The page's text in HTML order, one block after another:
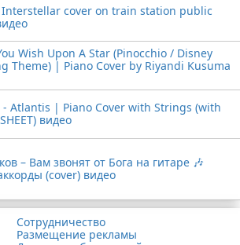
cover on train station public
Wish Upon A Star (Pinocchio / Disney
Theme) | Piano Cover by Riyandi Kusuma
- Atlantis | Piano Cover with Strings (with
видео
– Вам звонят от Бога на гитаре 🎶
(cover) видео
Сотрудничество
Размещение рекламы